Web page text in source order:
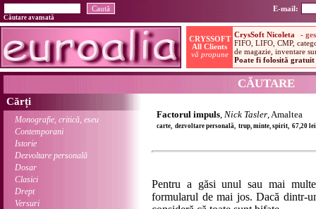
E-mail:
Căutare avansată
CĂUTARE
Cărți
Monografie, critică, eseu
Contemporani
Istorie
Dezvoltare personală
Dosar
Clasici
Drept
Versuri
Factorul impuls, Nick Tasler, Amaltea
carte, dezvoltare personală, trup, minte, spirit, 67,20
Pentru a găsi unul sau mai
formularul de mai jos. Dacă dintr-